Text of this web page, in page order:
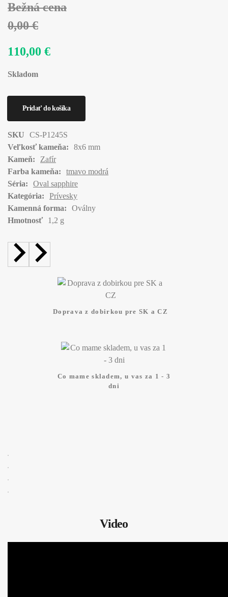
Bežná cena
0,00 €
110,00 €
Skladom
SKU
CS-P1245S
Veľkosť kameňa:
8x6 mm
Kameň:
Zafír
Farba kameňa:
tmavo modrá
Séria:
Oval sapphire
Kategória:
Prívesky
Kamenná forma:
Oválny
Hmotnosť
1,2 g
Doprava z dobirkou pre SK a CZ
Co mame skladem, u vas za 1 - 3
dni
Video